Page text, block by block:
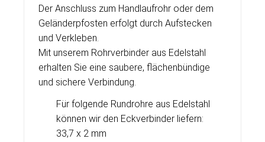
Der Anschluss zum Handlaufrohr oder dem
Geländerpfosten erfolgt durch Aufstecken
und Verkleben.
Mit unserem Rohrverbinder aus Edelstahl
erhalten Sie eine saubere, flächenbündige
und sichere Verbindung.
Für folgende Rundrohre aus Edelstahl
können wir den Eckverbinder liefern:
33,7 x 2 mm